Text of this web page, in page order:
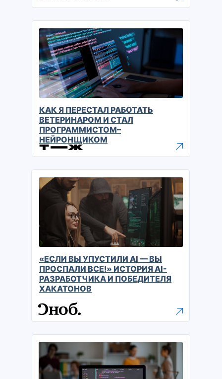
КАК Я ПЕРЕСТАЛ РАБОТАТЬ
ВЕТЕРИНАРОМ И СТАЛ
ПРОГРАММИСТОМ–
НЕЙРОНЩИКОМ
«ЕСЛИ ВЫ УПУСТИЛИ AI — ВЫ
ПРОСПАЛИ ВСЕ!» ИСТОРИЯ AI-
РАЗРАБОТЧИКА И ПОБЕДИТЕЛЯ
ХАКАТОНОВ